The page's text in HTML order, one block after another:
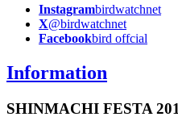
Instagrambirdwatchnet
X@birdwatchnet
Facebookbird offcial
Information
SHINMACHI FESTA